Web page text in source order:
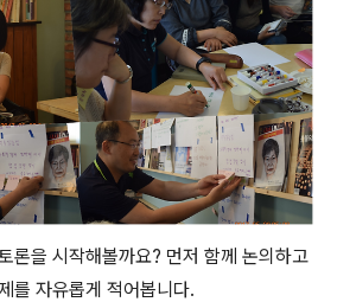
론을 시작해볼까요? 먼저 함께 논의하고
를 자유롭게 적어봅니다.